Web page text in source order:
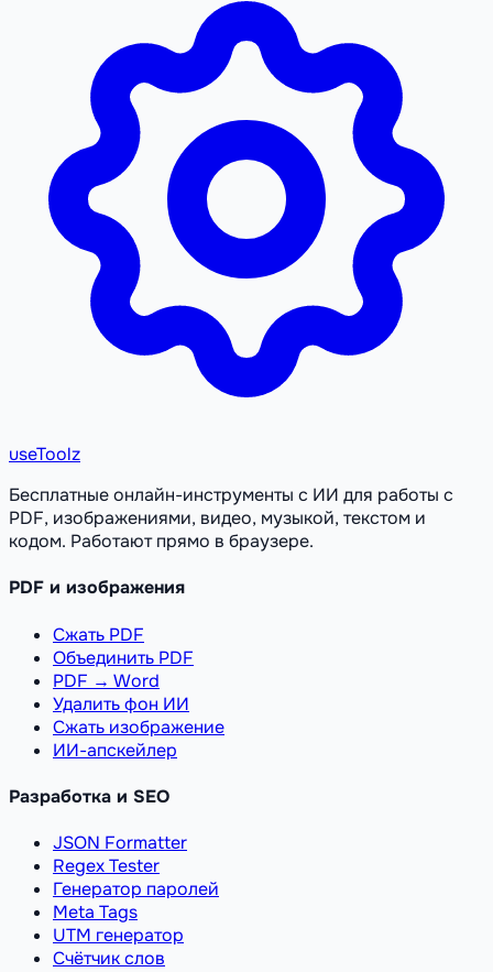
useToolz
Бесплатные онлайн-инструменты с ИИ для работы с
PDF, изображениями, видео, музыкой, текстом и
кодом. Работают прямо в браузере.
PDF и изображения
Сжать PDF
Объединить PDF
PDF → Word
Удалить фон ИИ
Сжать изображение
ИИ-апскейлер
Разработка и SEO
JSON Formatter
Regex Tester
Генератор паролей
Meta Tags
UTM генератор
Счётчик слов